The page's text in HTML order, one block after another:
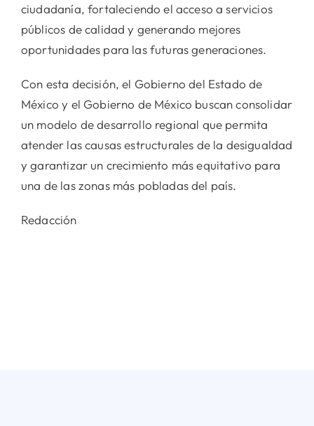
ciudadanía, fortaleciendo el acceso a servicios
públicos de calidad y generando mejores
oportunidades para las futuras generaciones.
Con esta decisión, el Gobierno del Estado de
México y el Gobierno de México buscan consolidar
un modelo de desarrollo regional que permita
atender las causas estructurales de la desigualdad
y garantizar un crecimiento más equitativo para
una de las zonas más pobladas del país.
Redacción